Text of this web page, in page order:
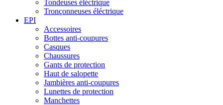
Tondeuses éléctrique
Tronçonneuses éléctrique
EPI
Accessoires
Bottes anti-coupures
Casques
Chaussures
Gants de protection
Haut de salopette
Jambières anti-coupures
Lunettes de protection
Manchettes